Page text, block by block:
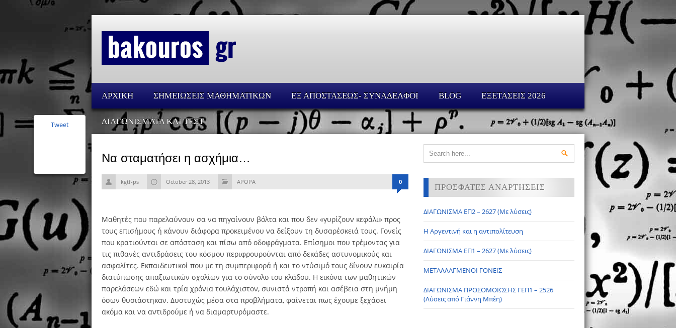
ΑΡΧΙΚΗ ΣΗΜΕΙΩΣΕΙΣ ΜΑΘΗΜΑΤΙΚΩΝ ΕΞ ΑΠΟΣΤΑΣΕΩΣ- ΣΥΝΑΔΕΛΦΟΙ BLOG ΕΞΕΤΑΣΕΙΣ 2026
ΔΙΑΓΩΝΙΣΜΑΤΑ ΚΑΙ ΤΕΣΤ
Να σταματήσει η ασχήμια…
kgtf-ps October 28, 2013 ΑΡΘΡΑ 0
Μαθητές που παρελαύνουν σα να πηγαίνουν βόλτα και που δεν «γυρίζουν κεφάλι» προς
τους επισήμους ή κάνουν διάφορα προκειμένου να δείξουν τη δυσαρέσκειά τους. Γονείς
που κρατιούνται σε απόσταση και πίσω από οδοφράγματα. Επίσημοι που τρέμοντας για
τις πιθανές αντιδράσεις του κόσμου περιφρουρούνται από δεκάδες αστυνομικούς και
ασφαλίτες. Εκπαιδευτικοί που με τη συμπεριφορά ή και το ντύσιμό τους δίνουν ευκαιρία
διατύπωσης απαξιωτικών σχολίων για το σύνολο του κλάδου. Η εικόνα των μαθητικών
παρελάσεων εδώ και τρία χρόνια τουλάχιστον, συνιστά ντροπή και ασέβεια στη μνήμη
όσων θυσιάστηκαν. Δυστυχώς μέσα στα προβλήματα, φαίνεται πως έχουμε ξεχάσει
ακόμα και να αντιδρούμε ή να διαμαρτυρόμαστε.
Tweet
ΠΡΟΣΦΑΤΕΣ ΑΝΑΡΤΗΣΕΙΣ
ΔΙΑΓΩΝΙΣΜΑ ΕΠ2 – 2627 (Με λύσεις)
Η Αργεντινή και η αντιπολίτευση
ΔΙΑΓΩΝΙΣΜΑ ΕΠ1 – 2627 (Με λύσεις)
ΜΕΤΑΛΛΑΓΜΕΝΟΙ ΓΟΝΕΙΣ
ΔΙΑΓΩΝΙΣΜΑ ΠΡΟΣΟΜΟΙΩΣΗΣ ΓΕΠ1 – 2526
(Λύσεις από Γιάννη Μπέη)